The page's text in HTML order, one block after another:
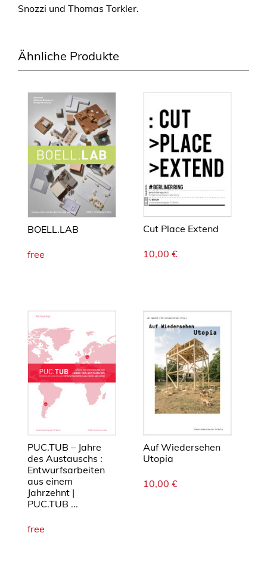
2
M
Snozzi und Thomas Torkler.
Ähnliche Produkte
BOELL.LAB
free
Cut Place Extend
10,00 €
PUC.TUB – Jahre
des Austauschs :
Entwurfsarbeiten
aus einem
Jahrzehnt |
PUC.TUB ...
free
Auf Wiedersehen
Utopia
10,00 €